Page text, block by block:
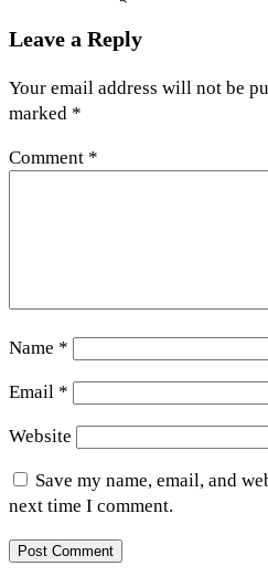
Leave a Reply
Your email address will not be
marked *
Comment *
Name *
Email *
Website
Save my name, email, and
next time I comment.